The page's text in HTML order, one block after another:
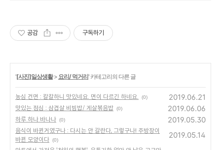
공감 구독하기
'[사진]일상생활> 요리/ 먹거리' 카테고리의 다른 글
농심 건면 : 칼칼하니 맛있네요. 면이 다르긴 하네요. (0) 2019.06.21
맛있는 점심 : 삼겹살 비빔밥/ 게살볶음밥 (0) 2019.06.06
하루 하나 바나나 (0) 2019.05.30
음식이 바뀐거였구나 : 다시는 안 갈란다, 그렇구나! 주방장이
바뀐 모양이다 (0)
2019.05.14